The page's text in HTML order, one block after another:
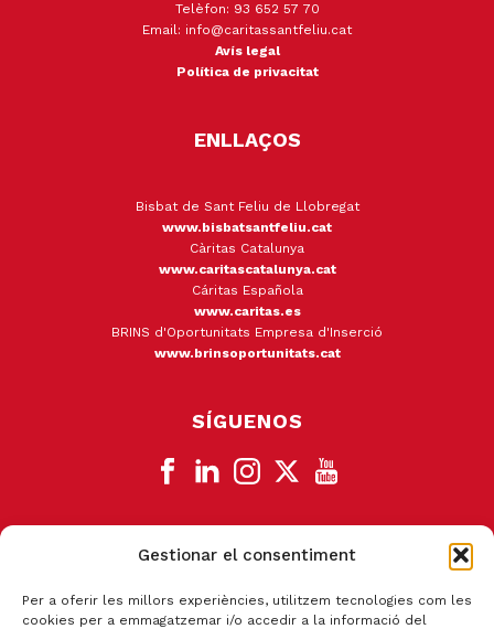
Gestionar el consentiment
Per a oferir les millors experiències, utilitzem tecnologies com les
cookies per a emmagatzemar i/o accedir a la informació del
Telèfon: 93 652 57 70
Email: info@caritassantfeliu.cat
Avís legal
Política de privacitat
ENLLAÇOS
Bisbat de Sant Feliu de Llobregat
www.bisbatsantfeliu.cat
Càritas Catalunya
www.caritascatalunya.cat
Cáritas Española
www.caritas.es
BRINS d'Oportunitats Empresa d'Inserció
www.brinsoportunitats.cat
SÍGUENOS
CANAL DE DENUNCIA